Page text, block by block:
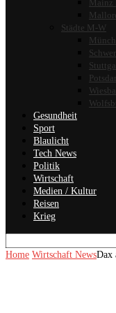
Mainz
Städte M-W
Gesundheit
Sport
Blaulicht
Tech News
Politik
Wirtschaft
Medien / Kultur
Reisen
Krieg
Home Wirtschaft NewsDax